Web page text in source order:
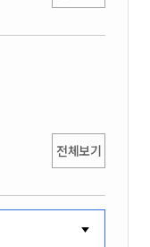
전체보기